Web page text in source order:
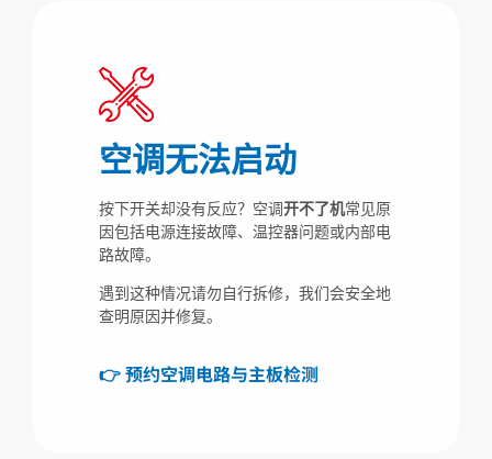
空调无法启动
按下开关却没有反应？空调开不了机常见原
因包括电源连接故障、温控器问题或内部电
路故障。
遇到这种情况请勿自行拆修，我们会安全地
查明原因并修复。
👉 预约空调电路与主板检测